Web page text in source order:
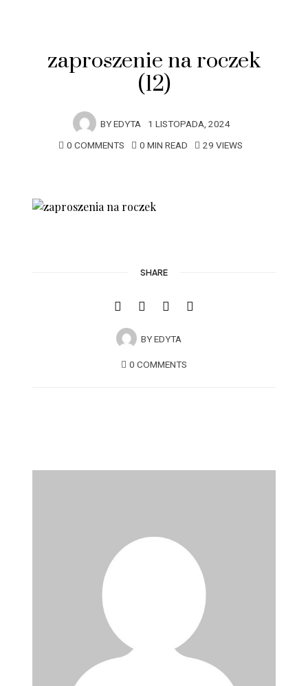
zaproszenie na roczek
(12)
BYEDYTA 1 LISTOPADA, 2024
0 COMMENTS
0 MIN READ 29 VIEWS
SHARE
BYEDYTA
0 COMMENTS